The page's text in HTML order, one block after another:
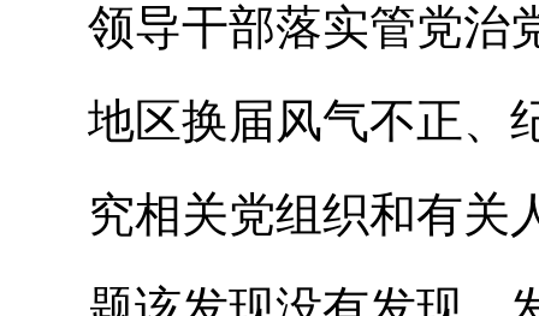
领导干部落实管党治
地区换届风气不正、
究相关党组织和有关